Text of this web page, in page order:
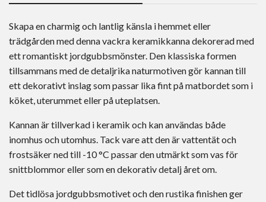
Skapa en charmig och lantlig känsla i hemmet eller
trädgården med denna vackra keramikkanna dekorerad med
ett romantiskt jordgubbsmönster. Den klassiska formen
tillsammans med de detaljrika naturmotiven gör kannan till
ett dekorativt inslag som passar lika fint på matbordet som i
köket, uterummet eller på uteplatsen.
Kannan är tillverkad i keramik och kan användas både
inomhus och utomhus. Tack vare att den är vattentät och
frostsäker ned till -10 °C passar den utmärkt som vas för
snittblommor eller som en dekorativ detalj året om.
Det tidlösa jordgubbsmotivet och den rustika finishen ger